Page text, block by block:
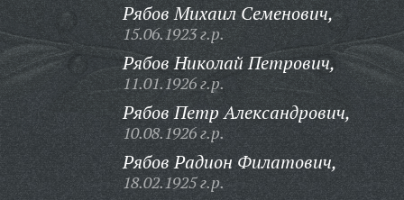
Рябов Михаил Семенович,
15.06.1923 г.р.
Рябов Николай Петрович,
11.01.1926 г.р.
Рябов Петр Александрович,
10.08.1926 г.р.
Рябов Радион Филатович,
18.02.1925 г.р.